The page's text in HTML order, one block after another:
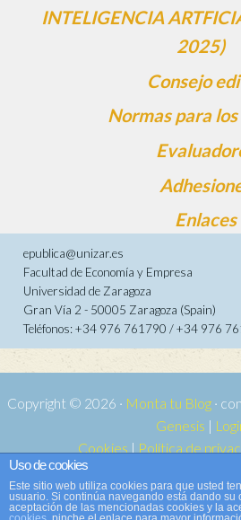
INTELIGENCIA
2025)
Consejo
Normas para
Enlaces
epublica@unizar.es
Facultad de Economía y Empresa
Universidad de Zaragoza
Gran Vía 2 - 50005 Zaragoza (Spain)
Teléfonos: +34 976 761790 / +34 976
Copyright © 2026 · Monta tu Blog·
Genesis |
Cookies | Política de
Copyright © 2026 ·
WordPress·
Uso de cookies
Este sitio web utiliza cookies para que usted
usuario. Si continúa navegando está dando su
aceptación de las mencionadas cookies y la